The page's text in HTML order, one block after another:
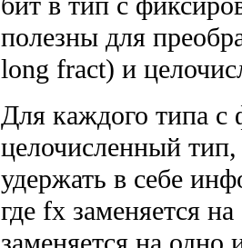
полезны для
long fract) и
Для каждого типа с
целочисленный
удержать в себе
где fx заменяется